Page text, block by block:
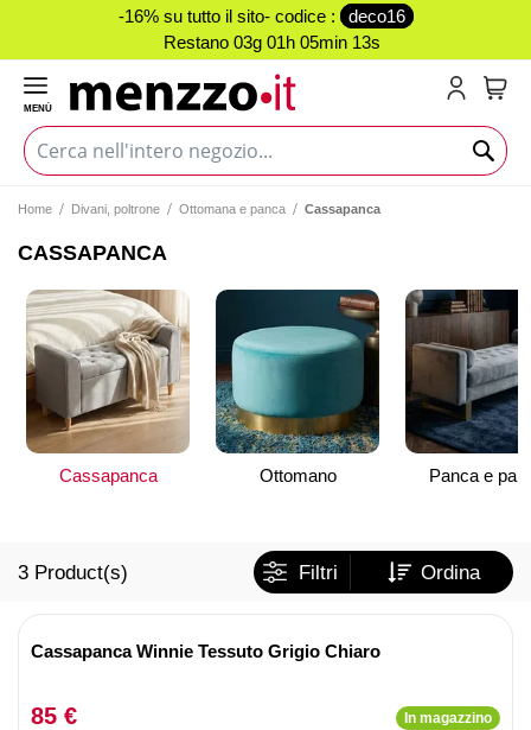
-16% su tutto il sito- codice :
deco16
Restano 03g 01h 05min 12s
MENÙ
Home Divani, poltrone Ottomana e panca Cassapanca
CASSAPANCA
Cassapanca Ottomano Panca e
3 Product(s) Filtri Ordina
Cassapanca Winnie Tessuto Grigio Chiaro
85 € In magazzino